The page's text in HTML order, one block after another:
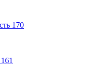
170
161